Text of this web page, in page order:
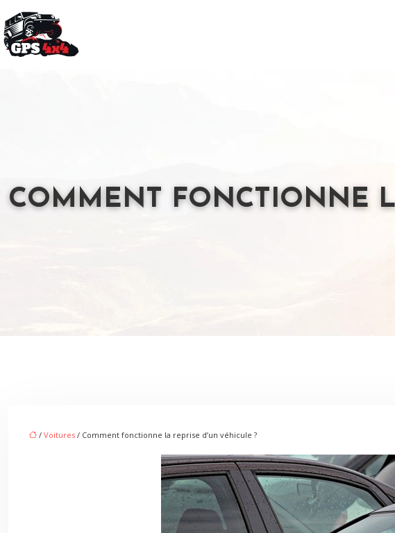
COMMENT FONCTIONNE
/ Voitures / Comment fonctionne la reprise d’un véhicule ?